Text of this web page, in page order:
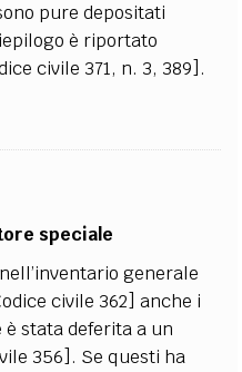
pure depositati
è riportato
civile 371, n. 3, 389].
speciale
generale
civile 362] anche i
stata deferita a un
356]. Se questi ha